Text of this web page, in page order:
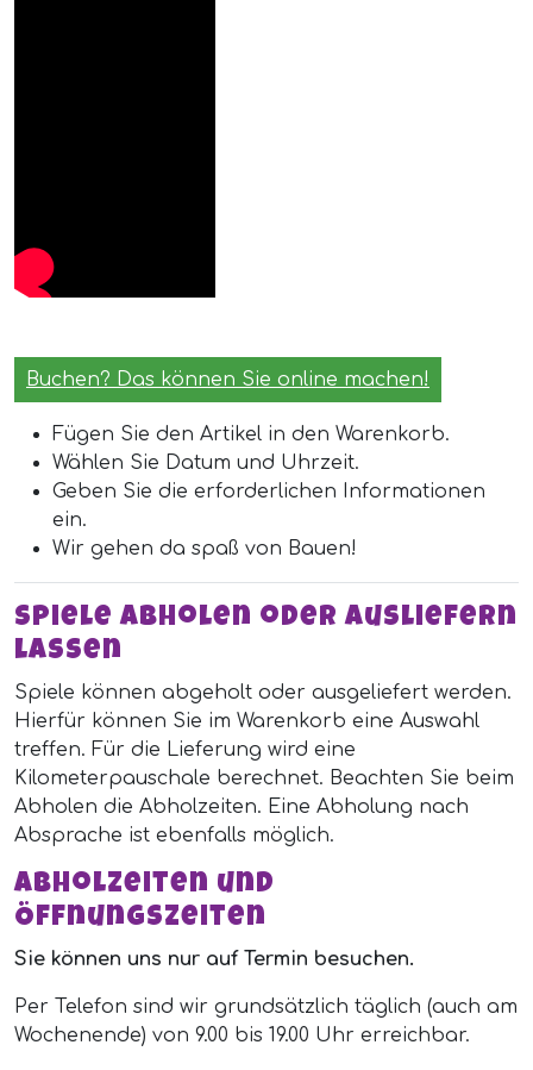
Buchen? Das können Sie online machen!
Fügen Sie den Artikel in den Warenkorb.
Wählen Sie Datum und Uhrzeit.
Geben Sie die erforderlichen Informationen
ein.
Wir gehen da spaß von Bauen!
Spiele abholen oder ausliefern
lassen
Spiele können abgeholt oder ausgeliefert werden.
Hierfür können Sie im Warenkorb eine Auswahl
treffen. Für die Lieferung wird eine
Kilometerpauschale berechnet. Beachten Sie beim
Abholen die Abholzeiten. Eine Abholung nach
Absprache ist ebenfalls möglich.
Abholzeiten und
Öffnungszeiten
Sie können uns nur auf Termin besuchen.
Per Telefon sind wir grundsätzlich täglich (auch am
Wochenende) von 9.00 bis 19.00 Uhr erreichbar.